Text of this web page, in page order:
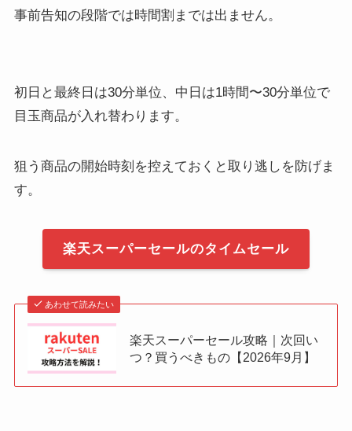
事前告知の段階では時間割までは出ません。
初日と最終日は30分単位、中日は1時間〜30分単位で
目玉商品が入れ替わります。
狙う商品の開始時刻を控えておくと取り逃しを防げま
す。
楽天スーパーセールのタイムセール
あわせて読みたい
楽天スーパーセール攻略｜次回い
つ？買うべきもの【2026年9月】